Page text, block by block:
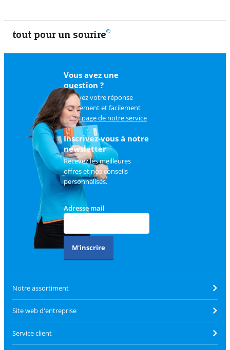
tout pour un sourire
Vous avez une
question ?
Trouvez votre réponse
rapidement et facilement
surla page de notre service
client.
Inscrivez-vous à notre
newsletter
Recevez les meilleures
offres et nos conseils
personnalisés.
Adresse mail
M'inscrire
Notre assortiment
Site web d'entreprise
Service client